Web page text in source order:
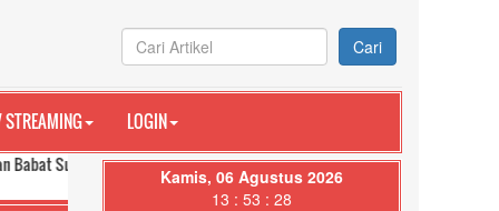
Cari
STREAMING LOGIN
Kabupaten Musi Banyuasin-- selengkapnya...
Kamis, 06 Agustus 2026
13 : 53 : 30